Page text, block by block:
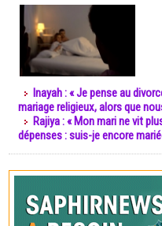
Inayah : « Je pense au
mariage religieux, alors que
Rajiya : « Mon mari ne vit
dépenses : suis-je encore